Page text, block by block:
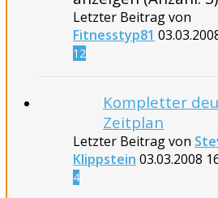
Letzter Beitrag von
Fitnesstyp81
12
Kompletter
Zeitplan
Letzter Beitrag von
Klippstein 03.03.2008
4